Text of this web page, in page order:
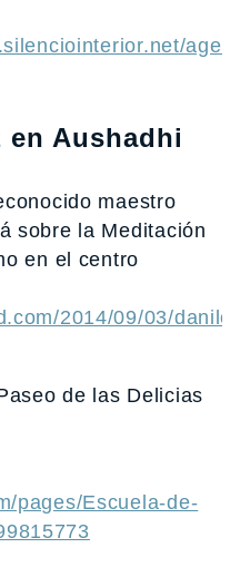
en Aushadhi
maestro
sobre la Meditación
en el centro
2014/09/03/danilo-
de las Delicias
pages/Escuela-de-